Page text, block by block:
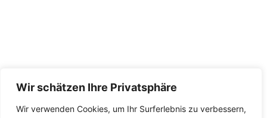
Wir schätzen Ihre Privatsphäre
Wir verwenden Cookies, um Ihr Surferlebnis zu verbessern,